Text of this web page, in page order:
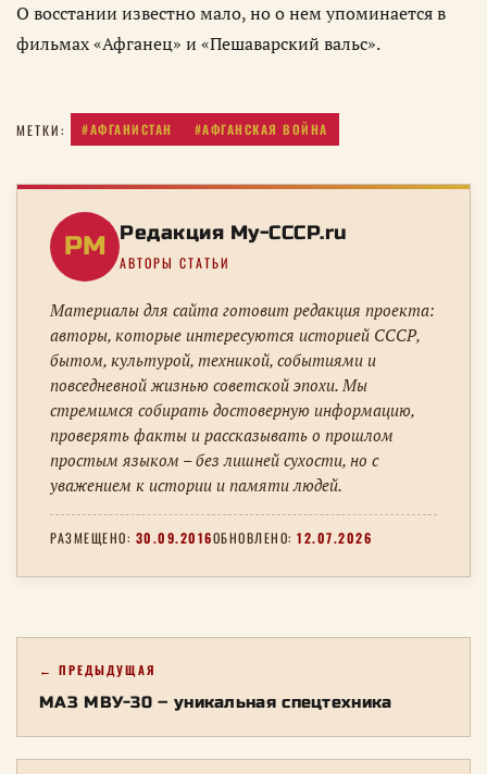
О восстании известно мало, но о нем упоминается в
фильмах «Афганец» и «Пешаварский вальс».
МЕТКИ: #АФГАНИСТАН #АФГАНСКАЯ ВОЙНА
РM Редакция My-CCCP.ru
АВТОРЫ СТАТЬИ
Материалы для сайта готовит редакция проекта:
авторы, которые интересуются историей СССР,
бытом, культурой, техникой, событиями и
повседневной жизнью советской эпохи. Мы
стремимся собирать достоверную информацию,
проверять факты и рассказывать о прошлом
простым языком – без лишней сухости, но с
уважением к истории и памяти людей.
РАЗМЕЩЕНО: 30.09.2016ОБНОВЛЕНО: 12.07.2026
← ПРЕДЫДУЩАЯ
МАЗ МВУ-30 – уникальная спецтехника